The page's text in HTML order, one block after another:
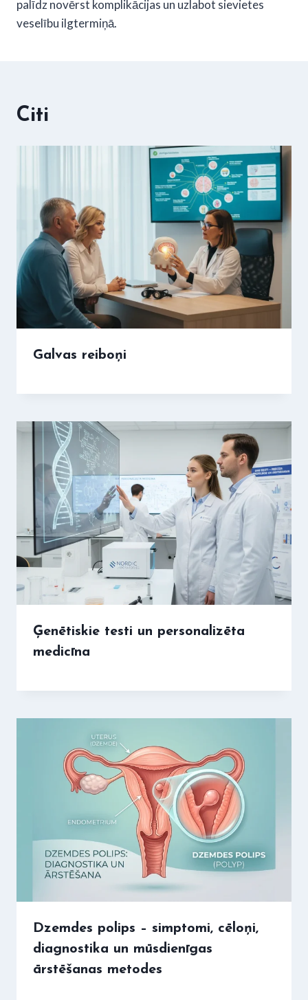
palīdz novērst komplikācijas un uzlabot sievietes
veselību ilgtermiņā.
Citi
Galvas reiboņi
Ģenētiskie testi un personalizēta
medicīna
Dzemdes polips – simptomi, cēloņi,
diagnostika un mūsdienīgas
ārstēšanas metodes